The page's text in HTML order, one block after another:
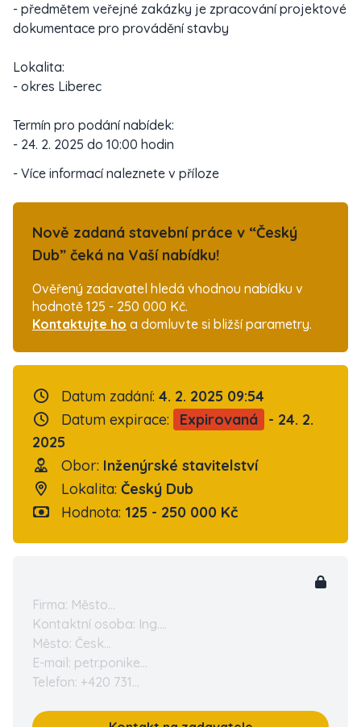
- předmětem veřejné zakázky je zpracování projektové
dokumentace pro provádění stavby
Lokalita:
- okres Liberec
Termín pro podání nabídek:
- 24. 2. 2025 do 10:00 hodin
- Více informací naleznete v příloze
Nově zadaná stavební práce v “Český
Dub” čeká na Vaší nabídku!
Ověřený zadavatel hledá vhodnou nabídku v
hodnotě 125 - 250 000 Kč.
Kontaktujte ho a domluvte si bližší parametry.
Datum zadání: 4. 2. 2025 09:54
Datum expirace:
Expirovaná
- 24. 2.
2025
Obor: Inženýrské stavitelství
Lokalita: Český Dub
Hodnota: 125 - 250 000 Kč
Firma: Město...
Kontaktní osoba: Ing....
Město: Česk...
E-mail: petr.ponike...
Telefon: +420 731...